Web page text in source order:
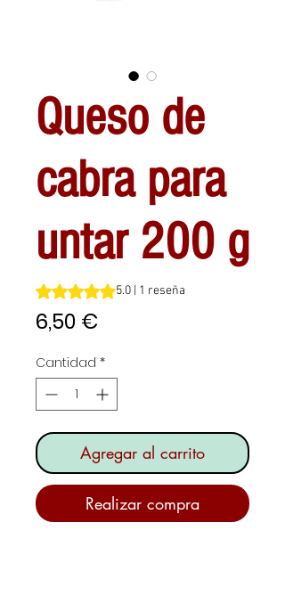
Queso de
cabra para
untar 200 g
Según 1 reseña, la calificación es de
5.0 | 1 reseña
6,50 €
Cantidad *
Agregar al carrito
Realizar compra